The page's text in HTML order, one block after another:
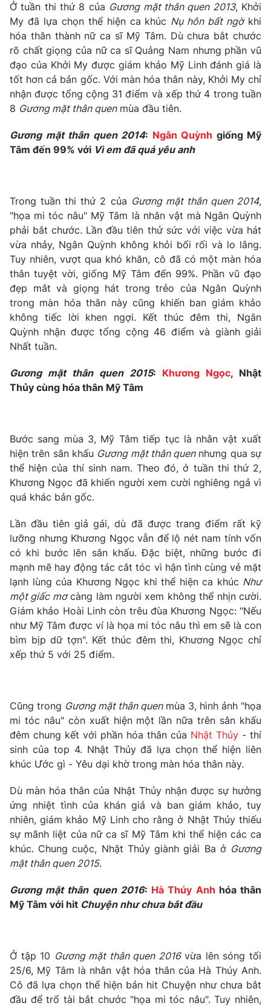
VTV Money VTV Thể thao
VTV Sức khoẻ Bất động sản
Thị trường 24h Tấm lòng Việt
VTV4 Vươn mình bằng AI
VTV9 VTV8
THỜI BÁO VTV
Theo dõi báo trên
Cơ quan chủ quản:Đài Truyền hình Việt Nam
Cơ quan báo chí:Thời báo VTV
cấp ngày 29/12/2023
Tổng Biên tập:Vũ Thanh Thủy
Ðiện thoại Thời báo VTV: 024.66 897 897
Email:toasoan@vtv.vn
Liên hệ quảng cáo: 024-7300.7108
® Cấm sao chép dưới mọi hình thức nếu không có sự chấp
Ở tuần thi thứ 8 của Gương mặt thân quen 2013, Khởi
My đã lựa chọn thể hiện ca khúc Nụ hôn bất ngờkhi
hóa thân thành nữ ca sĩ Mỹ Tâm. Dù chưa bắt chước
rõ chất giọng của nữ ca sĩ Quảng Nam nhưng phần vũ
đạo của Khởi My được giám khảo Mỹ Linh đánh giá là
tốt hơn cả bản gốc. Với màn hóa thân này, Khởi My chỉ
nhận được tổng cộng 31 điểm và xếp thứ 4 trong tuần
8 Gương mặt thân quenmùa đầu tiên.
Gương mặt thân quen 2014: Ngân Quỳnh giống Mỹ
Tâm đến 99% với Vì em đã quá yêu anh
Trong tuần thi thứ 2 của Gương mặt thân quen 2014,
"họa mi tóc nâu" Mỹ Tâm là nhân vật mà Ngân Quỳnh
phải bắt chước. Lần đầu tiên thử sức với việc vừa hát
vừa nhảy, Ngân Quỳnh không khỏi bối rối và lo lắng.
Tuy nhiên, vượt qua khó khăn, cô đã có một màn hóa
thân tuyệt vời, giống Mỹ Tâm đến 99%. Phần vũ đạo
đẹp mắt và giọng hát trong trẻo của Ngân Quỳnh
trong màn hóa thân này cũng khiến ban giám khảo
không tiếc lời khen ngợi. Kết thúc đêm thi, Ngân
Quỳnh nhận được tổng cộng 46 điểm và giành giải
Nhất tuần.
Gương mặt thân quen 2015: Khương Ngọc, Nhật
Thủy cùng hóa thân Mỹ Tâm
Bước sang mùa 3, Mỹ Tâm tiếp tục là nhân vật xuất
hiện trên sân khấu Gương mặt thân quennhưng qua sự
thể hiện của thí sinh nam. Theo đó, ở tuần thi thứ 2,
Khương Ngọc đã khiến người xem cười nghiêng ngả vì
quá khác bản gốc.
Lần đầu tiên giả gái, dù đã được trang điểm rất kỹ
lưỡng nhưng Khương Ngọc vẫn để lộ nét nam tính vốn
có khi bước lên sân khấu. Đặc biệt, những bước đi
mạnh mẽ hay động tác cắt tóc vì hận tình cùng vẻ mặt
lạnh lùng của Khương Ngọc khi thể hiện ca khúc Như
một giấc mơcàng làm người xem không thể nhịn cười.
Giám khảo Hoài Linh còn trêu đùa Khương Ngọc: "Nếu
như Mỹ Tâm được ví là họa mi tóc nâu thì em sẽ là con
bìm bịp dữ tợn". Kết thúc đêm thi, Khương Ngọc chỉ
xếp thứ 5 với 25 điểm.
Cũng trong Gương mặt thân quenmùa 3, hình ảnh "họa
mi tóc nâu" còn xuất hiện một lần nữa trên sân khấu
đêm chung kết với phần hóa thân của Nhật Thủy - thí
sinh của top 4. Nhật Thủy đã lựa chọn thể hiện liên
khúc Ước gì - Yêu dại khờ trong màn hóa thân này.
Dù màn hóa thân của Nhật Thủy nhận được sự hưởng
ứng nhiệt tình của khán giả và ban giám khảo, tuy
nhiên, giám khảo Mỹ Linh cho rằng ở Nhật Thủy thiếu
sự mãnh liệt của nữ ca sĩ Mỹ Tâm khi thể hiện các ca
khúc. Chung cuộc, Nhật Thủy giành giải Ba ở Gương
mặt thân quen 2015.
Gương mặt thân quen 2016: Hà Thúy Anh hóa thân
Mỹ Tâm với hit Chuyện như chưa bắt đầu
Ở tập 10 Gương mặt thân quen 2016vừa lên sóng tối
25/6, Mỹ Tâm là nhân vật hóa thân của Hà Thúy Anh.
Cô đã lựa chọn thể hiện bản hit Chuyện như chưa bắt
đầu để trổ tài bắt chước "họa mi tóc nâu". Tuy nhiên,